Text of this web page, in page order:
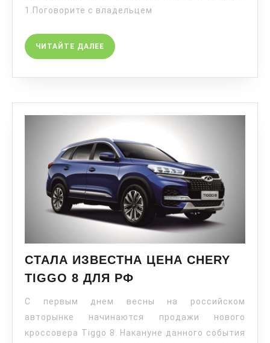
1.Поговорите с владельцем
ЧИТАЙТЕ ДАЛЕЕ
СТАЛА ИЗВЕСТНА ЦЕНА CHERY
TIGGO 8 ДЛЯ РФ
С первым днем весны на российском
авторынке начинаются продажи нового
кроссовера Tiggo 8. Накануне данного события